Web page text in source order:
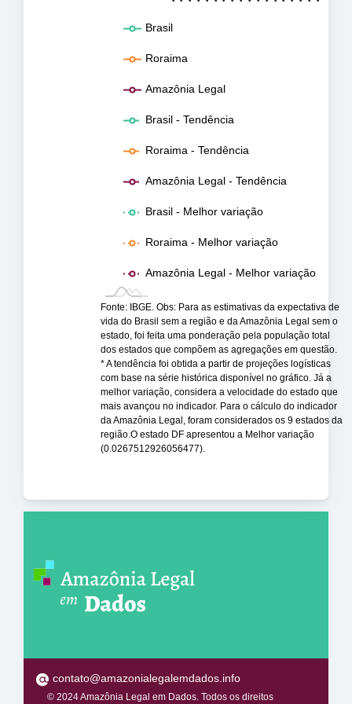
Brasil
Roraima
Amazônia Legal
Brasil - Tendência
Roraima - Tendência
Amazônia Legal - Tendência
Brasil - Melhor variação
Roraima - Melhor variação
Amazônia Legal - Melhor variação
Fonte: IBGE. Obs: Para as estimativas da expectativa de
vida do Brasil sem a região e da Amazônia Legal sem o
estado, foi feita uma ponderação pela população total
dos estados que compõem as agregações em questão.
* A tendência foi obtida a partir de projeções logísticas
com base na série histórica disponível no gráfico. Já a
melhor variação, considera a velocidade do estado que
mais avançou no indicador. Para o cálculo do indicador
da Amazônia Legal, foram considerados os 9 estados da
região.O estado DF apresentou a Melhor variação
(0.0267512926056477).
contato@amazonialegalemdados.info
© 2024 Amazônia Legal em Dados. Todos os direitos